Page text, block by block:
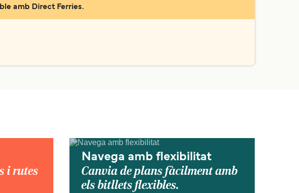
amb Direct Ferries.
i rutes
Navega amb flexibilitat
Canvia de plans fàcilment amb
els bitllets flexibles.